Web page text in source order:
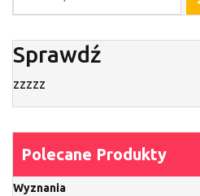
Sprawdź
zzzzz
Polecane Produkty
Wyznania